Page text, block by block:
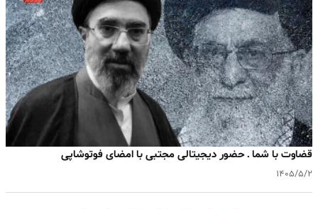
قضاوت با شما ـ حضور دیجیتالی مجتبی با امضای فوتوشاپی
۱۴۰۵/۵/۲